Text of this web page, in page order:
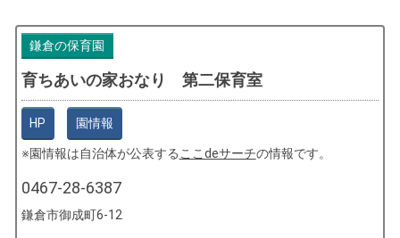
鎌倉の保育園
育ちあいの家おなり 第二保育室
HP 園情報
園情報は自治体が公表するここdeサーチの情報です。
0467-28-6387
鎌倉市御成町6-12